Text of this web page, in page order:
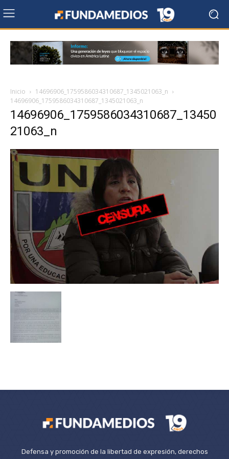
Inicio
14696906_1759586034310687_1345021063_n
14696906_1759586034310687_1345021063_n
14696906_1759586034310687_13450
21063_n
Defensa y promoción de la libertad de expresión, derechos